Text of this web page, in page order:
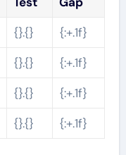
{}.{}
{:+.1f}
{}.{}
{:+.1f}
{}.{}
{:+.1f}
{}.{} {:+.1f}